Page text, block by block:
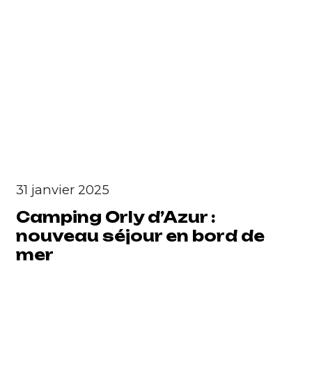
31 janvier 2025
Camping Orly d’Azur :
nouveau séjour en bord de
mer